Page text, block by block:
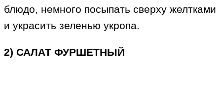
блюдо, немного посыпать сверху желтками
и украсить зеленью укропа.
2) САЛАТ ФУРШЕТНЫЙ